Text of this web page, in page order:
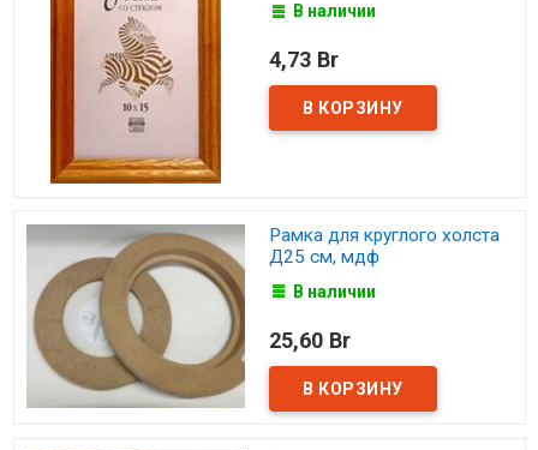
В наличии
4,73 Br
Рамка для круглого холста
Д25 см, мдф
В наличии
25,60 Br